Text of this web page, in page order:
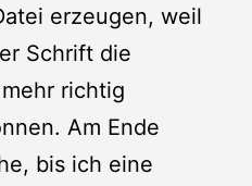
erzeugen, weil
Schrift die
richtig
Am Ende
bis ich eine